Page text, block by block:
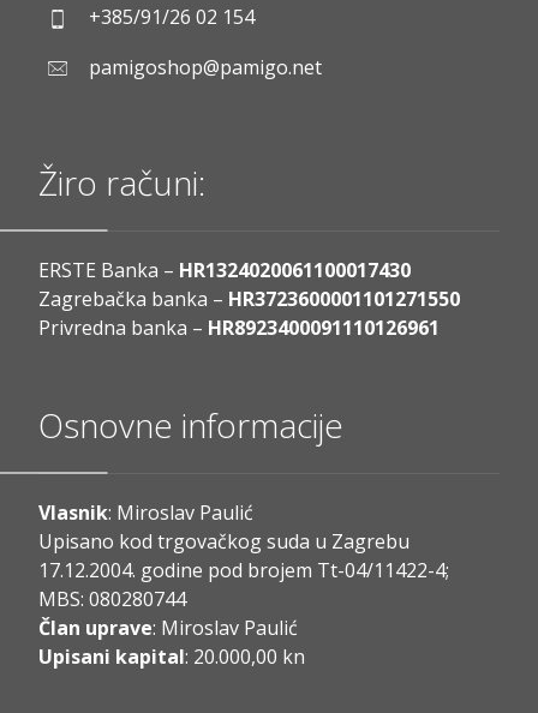
+385/91/26 02 154
pamigoshop@pamigo.net
Žiro računi:
ERSTE Banka – HR1324020061100017430
Zagrebačka banka – HR3723600001101271550
Privredna banka – HR8923400091110126961
Osnovne informacije
Vlasnik: Miroslav Paulić
Upisano kod trgovačkog suda u Zagrebu
17.12.2004. godine pod brojem Tt-04/11422-4;
MBS: 080280744
Član uprave: Miroslav Paulić
Upisani kapital: 20.000,00 kn